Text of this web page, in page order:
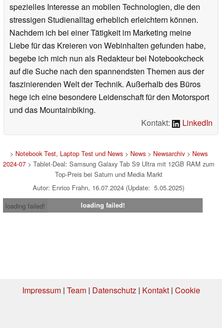
spezielles Interesse an mobilen Technologien, die den
stressigen Studienalltag erheblich erleichtern können.
Nachdem ich bei einer Tätigkeit im Marketing meine
Liebe für das Kreieren von Webinhalten gefunden habe,
begebe ich mich nun als Redakteur bei Notebookcheck
auf die Suche nach den spannendsten Themen aus der
faszinierenden Welt der Technik. Außerhalb des Büros
hege ich eine besondere Leidenschaft für den Motorsport
und das Mountainbiking.
Kontakt:
LinkedIn
> Notebook Test, Laptop Test und News> News> Newsarchiv> News
2024-07> Tablet-Deal: Samsung Galaxy Tab S9 Ultra mit 12GB RAM zum
Top-Preis bei Saturn und Media Markt
Autor: Enrico Frahn, 16.07.2024 (Update: 5.05.2025)
loading failed!
loading failed!
Impressum| Team| Datenschutz| Kontakt| Cookie